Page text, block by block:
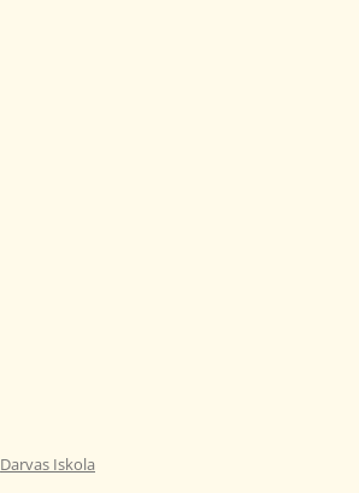
Darvas Iskola